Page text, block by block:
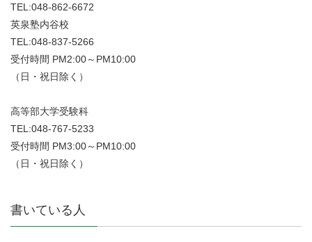
TEL:048-862-6672
英泉塾内谷校
TEL:048-837-5266
受付時間 PM2:00～PM10:00
（日・祝日除く）
高等部大学受験科
TEL:048-767-5233
受付時間 PM3:00～PM10:00
（日・祝日除く）
書いている人